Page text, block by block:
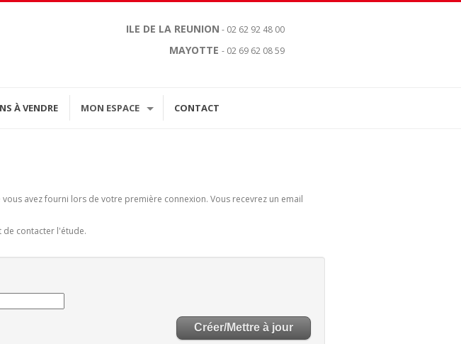
ILE DE LA REUNION - 02 62 92 48 00
MAYOTTE- 02 69 62 08 59
À VENDRE MON ESPACE CONTACT
avez fourni lors de votre première connexion. Vous recevrez un email
de contacter l'étude.